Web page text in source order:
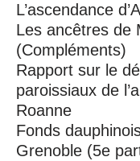
L’ascendance
Les ancêtres de
(Compléments)
Rapport sur le
paroissiaux de
Roanne
Fonds
Grenoble (5e